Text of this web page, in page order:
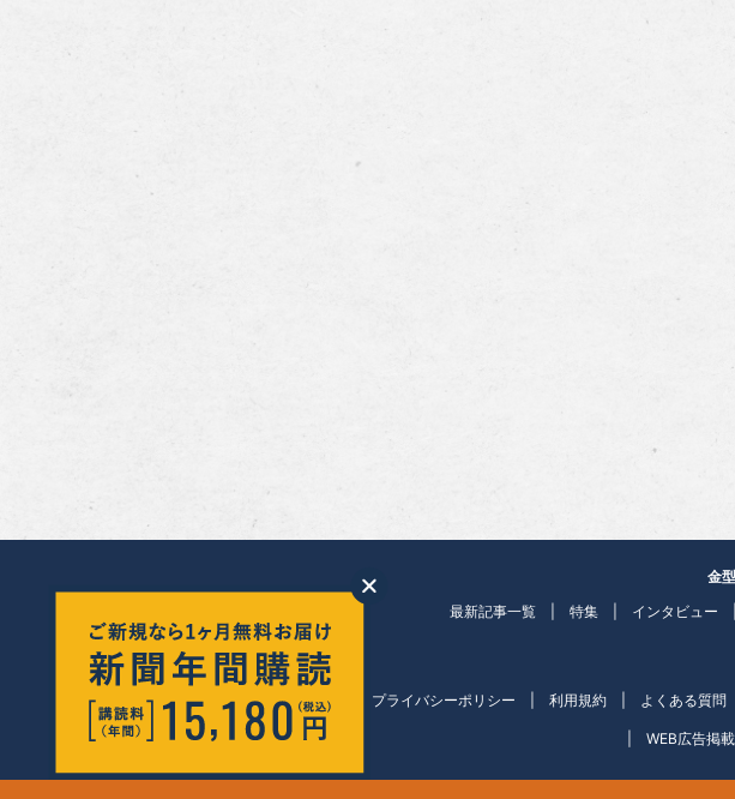
金
最新記事一覧
特集 インタビュー
会社紹介
プライバシーポリシー 利用規約 よくある質問
WEB広告掲